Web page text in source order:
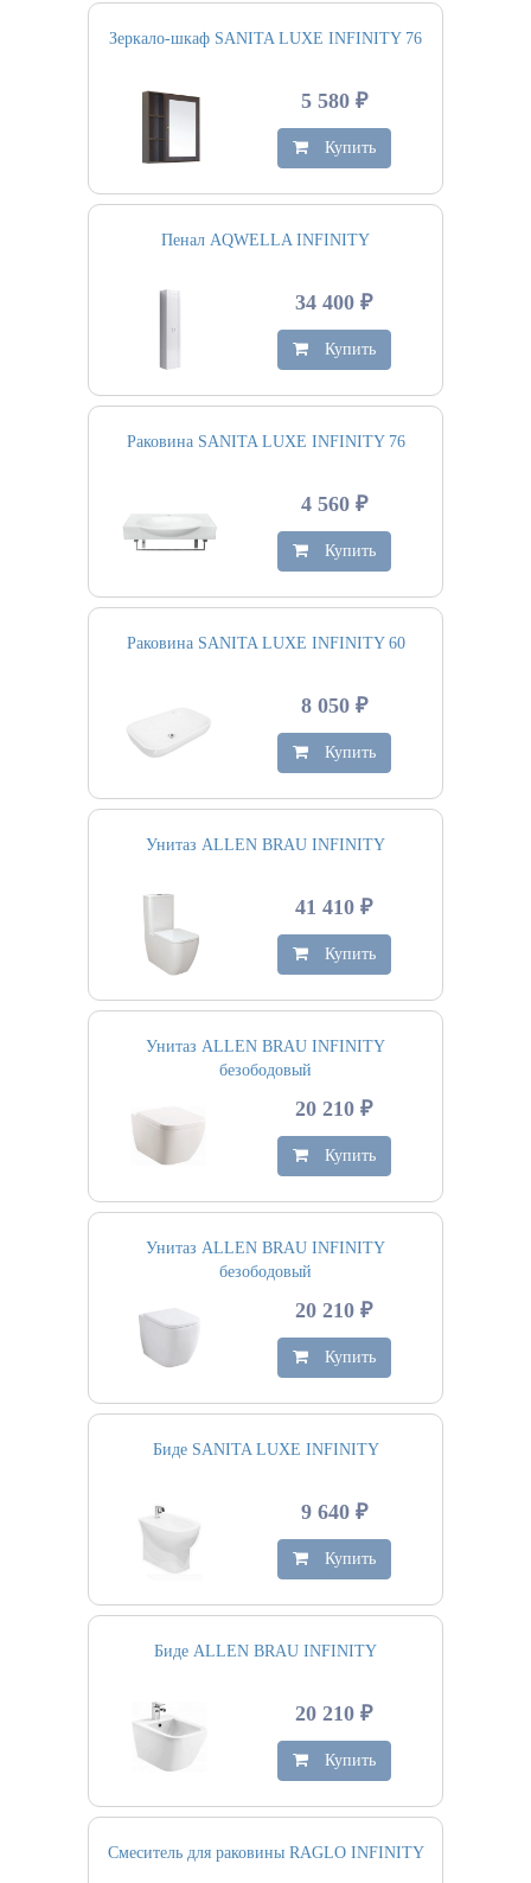
Зеркало-шкаф SANITA LUXE INFINITY 76
5 580 ₽
Купить
Пенал AQWELLA INFINITY
34 400 ₽
Купить
Раковина SANITA LUXE INFINITY 76
4 560 ₽
Купить
Раковина SANITA LUXE INFINITY 60
8 050 ₽
Купить
Унитаз ALLEN BRAU INFINITY
41 410 ₽
Купить
Унитаз ALLEN BRAU INFINITY
безободовый
20 210 ₽
Купить
Унитаз ALLEN BRAU INFINITY
безободовый
20 210 ₽
Купить
Биде SANITA LUXE INFINITY
9 640 ₽
Купить
Биде ALLEN BRAU INFINITY
20 210 ₽
Купить
Смеситель для раковины RAGLO INFINITY